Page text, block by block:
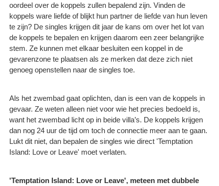
oordeel over de koppels zullen bepalend zijn. Vinden de
koppels ware liefde of blijkt hun partner de liefde van hun leven
te zijn? De singles krijgen dit jaar de kans om over het lot van
de koppels te bepalen en krijgen daarom een zeer belangrijke
stem. Ze kunnen met elkaar besluiten een koppel in de
gevarenzone te plaatsen als ze merken dat deze zich niet
genoeg openstellen naar de singles toe.
Als het zwembad gaat oplichten, dan is een van de koppels in
gevaar. Ze weten alleen niet voor wie het precies bedoeld is,
want het zwembad licht op in beide villa’s. De koppels krijgen
dan nog 24 uur de tijd om toch de connectie meer aan te gaan.
Lukt dit niet, dan bepalen de singles wie direct 'Temptation
Island: Love or Leave' moet verlaten.
'Temptation Island: Love or Leave', meteen met dubbele